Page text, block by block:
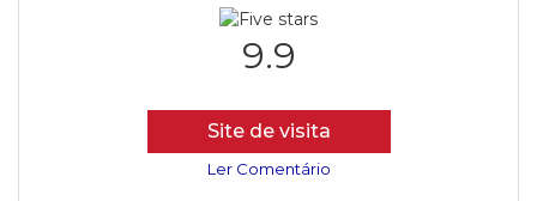
9.9
Site de visita
Ler Comentário